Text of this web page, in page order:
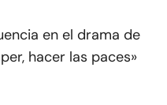
en el drama de
hacer las paces»